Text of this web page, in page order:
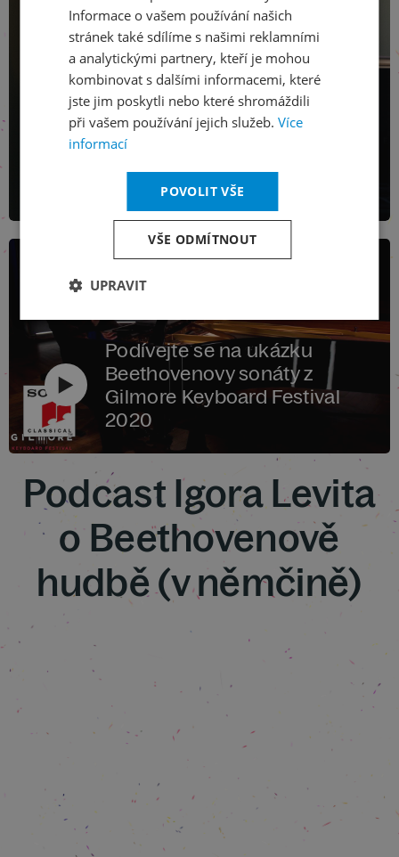
Podívejte se na ukázku
Beethovenovy sonáty z
Gilmore Keyboard Festival
2020
Podcast Igora Levita
o Beethovenově
hudbě (v němčině)
Informace o vašem používání našich
stránek také sdílíme s našimi reklamními
a analytickými partnery, kteří je mohou
kombinovat s dalšími informacemi, které
jste jim poskytli nebo které shromáždili
při vašem používání jejich služeb. Více
informací
POVOLIT VŠE
VŠE ODMÍTNOUT
UPRAVIT